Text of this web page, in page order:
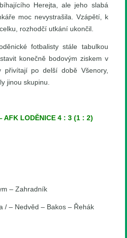
Herejta, ale jeho slabá
moc nevystrašila. Vzápětí, k
rozhodčí utkání ukončil.
fotbalisty stále tabulkou
konečně bodovým ziskem v
přivítají po delší době Všenory,
jinou skupinu.
AFK LODĚNICE 4 : 3 (1 : 2)
– Zahradník
/ – Nedvěd – Bakos – Řehák